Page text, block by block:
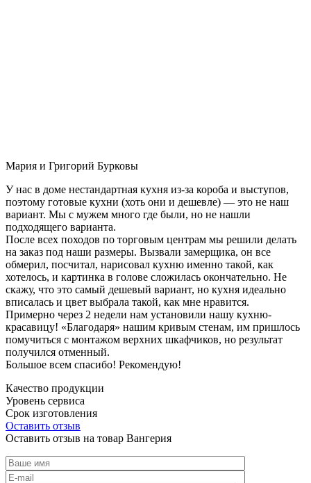
Мария и Григорий Бурковы
У нас в доме нестандартная кухня из-за короба и выступов,
поэтому готовые кухни (хоть они и дешевле) — это не наш
вариант. Мы с мужем много где были, но не нашли
подходящего варианта.
После всех походов по торговым центрам мы решили делать
на заказ под наши размеры. Вызвали замерщика, он все
обмерил, посчитал, нарисовал кухню именно такой, как
хотелось, и картинка в голове сложилась окончательно. Не
скажу, что это самый дешевый вариант, но кухня идеально
вписалась и цвет выбрала такой, как мне нравится.
Примерно через 2 недели нам установили нашу кухню-
красавицу! «Благодаря» нашим кривым стенам, им пришлось
помучиться с монтажом верхних шкафчиков, но результат
получился отменный.
Большое всем спасибо! Рекомендую!
Качество продукции
Уровень сервиса
Срок изготовления
Оставить отзыв
Оставить отзыв на товар Вангерия